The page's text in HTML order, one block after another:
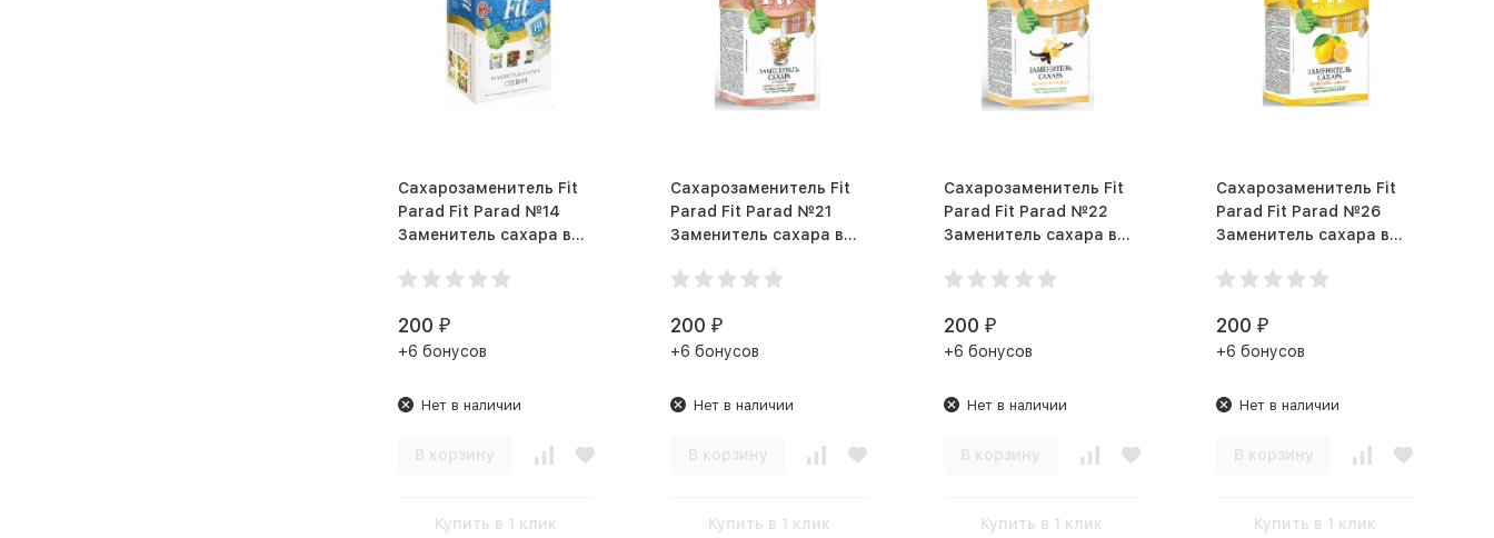
Сахарозаменитель Fit
Parad Fit Parad №14
Заменитель сахара в
200 ₽
+6 бонусов
Нет в наличии
В корзину
Купить в 1 клик
Сахарозаменитель Fit
Parad Fit Parad №21
Заменитель сахара в
Ирландский ликер
200 ₽
+6 бонусов
Нет в наличии
В корзину
Купить в 1 клик
Сахарозаменитель Fit
Parad Fit Parad №22
Заменитель сахара в
200 ₽
+6 бонусов
Нет в наличии
В корзину
Купить в 1 клик
Сахарозаменитель Fit
Parad Fit Parad №26
Заменитель сахара в
200 ₽
+6 бонусов
Нет в наличии
В корзину
Купить в 1 клик